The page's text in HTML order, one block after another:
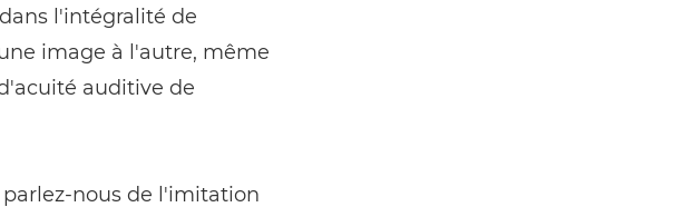
l'intégralité de
image à l'autre, même
auditive de
parlez-nous de l'imitation